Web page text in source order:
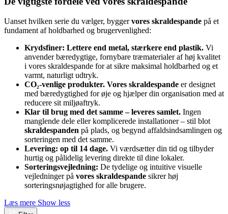
Uanset hvilken serie du vælger, byggervores skraldespande på et
fundament af holdbarhed og brugervenlighed:
Krydsfiner: Lettere end metal, stærkere end plastik. Vi
anvender bæredygtige, fornybare træmaterialer af høj kvalitet
i vores skraldespande for at sikre maksimal holdbarhed og et
varmt, naturligt udtryk.
CO₂-venlige produkter. Vores skraldespande er designet
med bæredygtighed for øje og hjælper din organisation med at
reducere sit miljøaftryk.
Klar til brug med det samme – leveres samlet. Ingen
manglende dele eller komplicerede installationer – stil blot
skraldespanden på plads, og begynd affaldsindsamlingen og
sorteringen med det samme.
Levering: op til 14 dage. Vi værdsætter din tid og tilbyder
hurtig og pålidelig levering direkte til dine lokaler.
Sorteringsvejledning: De tydelige og intuitive visuelle
vejledninger på vores skraldespande sikrer høj
sorteringsnøjagtighed for alle brugere.
Læs mere Show less